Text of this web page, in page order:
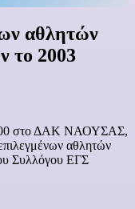
αθλητών
το 2003
στο ΔΑΚ ΝΑΟΥΣΑΣ,
αθλητών
Συλλόγου ΕΓΣ